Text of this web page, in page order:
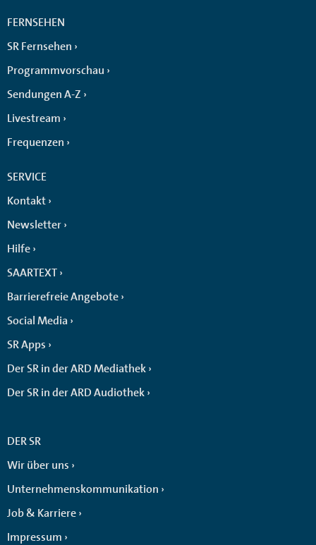
FERNSEHEN
SR Fernsehen
Programmvorschau
Sendungen A-Z
Livestream
Frequenzen
SERVICE
Kontakt
Newsletter
Hilfe
SAARTEXT
Barrierefreie Angebote
Social Media
SR Apps
Der SR in der ARD Mediathek
Der SR in der ARD Audiothek
DER SR
Wir über uns
Unternehmenskommunikation
Job & Karriere
Impressum